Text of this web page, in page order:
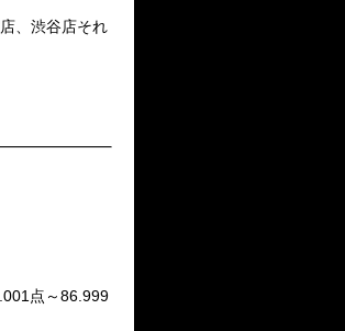
、渋谷店それ
点～86.999